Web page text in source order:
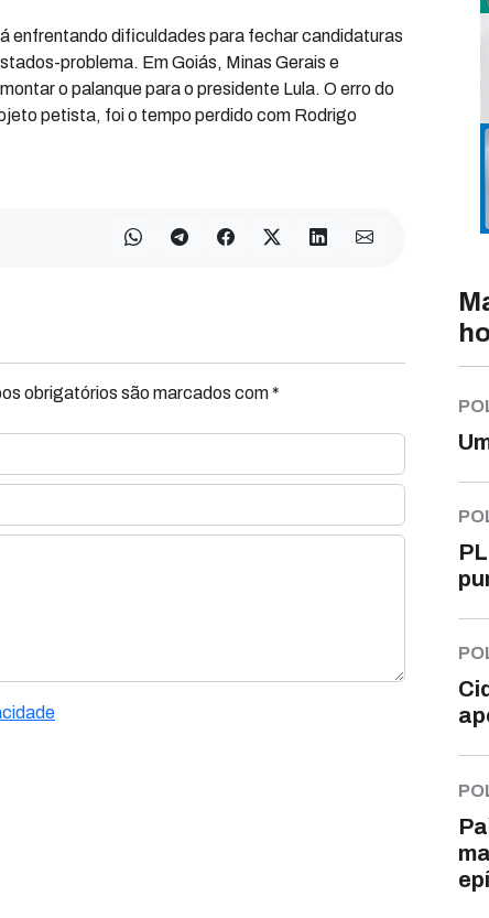
enfrentando dificuldades para fechar candidaturas
problema. Em Goiás, Minas Gerais e
o palanque para o presidente Lula. O erro do
petista, foi o tempo perdido com Rodrigo
obrigatórios são marcados com *